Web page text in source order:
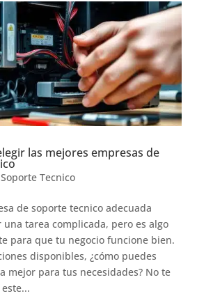
las mejores empresas de
Soporte Tecnico
de soporte tecnico adecuada
una tarea complicada, pero es algo
para que tu negocio funcione bien.
disponibles, ¿cómo puedes
mejor para tus necesidades? No te